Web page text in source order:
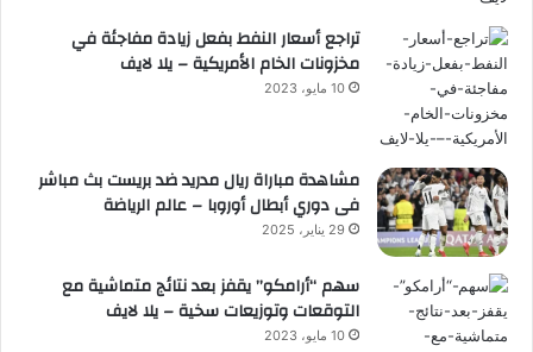
تراجع أسعار النفط بفعل زيادة مفاجئة في
مخزونات الخام الأمريكية – يلا لايف
10 مايو، 2023
مشاهدة مباراة ريال مدريد ضد بريست بث مباشر
فى دوري أبطال أوروبا – عالم الرياضة
29 يناير، 2025
سهم “أرامكو” يقفز بعد نتائج متماشية مع
التوقعات وتوزيعات سخية – يلا لايف
10 مايو، 2023